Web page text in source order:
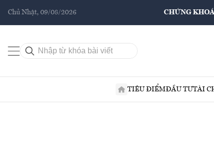
Chủ Nhật, 09/08/2026 CHỨNG
TIÊU ĐIỂMĐẦU TƯTÀI